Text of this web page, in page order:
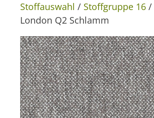
Stoffauswahl / Stoffgruppe 16 /
London Q2 Schlamm